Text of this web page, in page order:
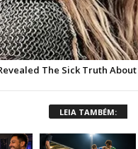
LEIA TAMBÉM: